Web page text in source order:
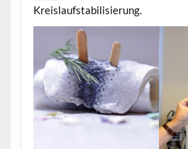
Kreislaufstabilisierung.